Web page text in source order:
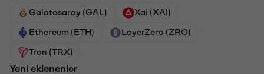
Galatasaray (GAL) Xai (XAI)
Ethereum (ETH) LayerZero (ZRO)
Tron (TRX)
Yeni eklenenler